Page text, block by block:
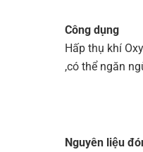
Công dụng
Hấp thụ khí
,có thể ngăn
Nguyên liệu